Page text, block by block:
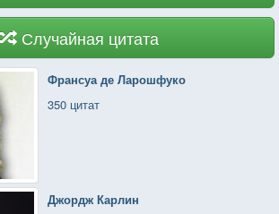
Случайная цитата
Франсуа де Ларошфуко
350 цитат
Джордж Карлин